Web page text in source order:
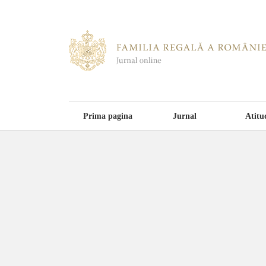
Prima pagina Jurnal